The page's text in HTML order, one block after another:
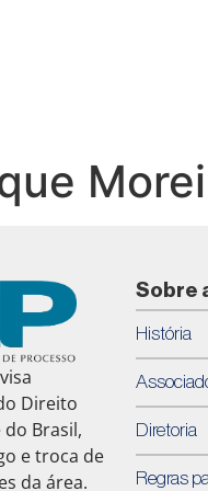
Direito
Brasil,
e troca de
da área.
Sobre
História
Diretoria
Regras